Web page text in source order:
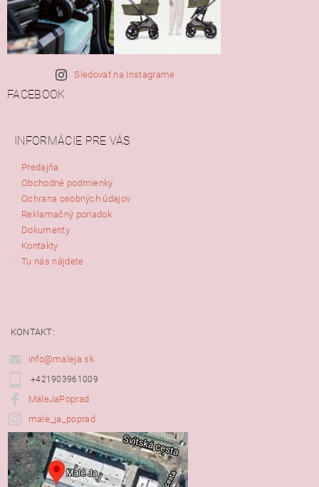
Sledovať na Instagrame
FACEBOOK
INFORMÁCIE PRE VÁS
Predajňa
Obchodné podmienky
Ochrana osobných údajov
Reklamačný poriadok
Dokumenty
Kontakty
Tu nás nájdete
KONTAKT:
info@maleja.sk
+421903961009
MaleJaPoprad
male_ja_poprad